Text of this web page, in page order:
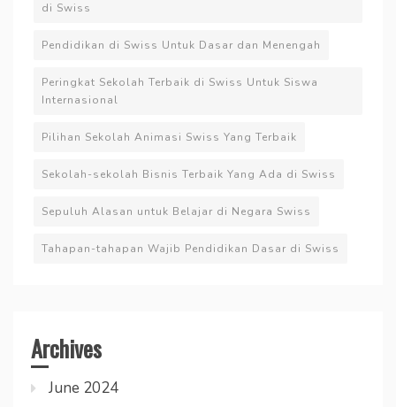
di Swiss
Pendidikan di Swiss Untuk Dasar dan Menengah
Peringkat Sekolah Terbaik di Swiss Untuk Siswa
Internasional
Pilihan Sekolah Animasi Swiss Yang Terbaik
Sekolah-sekolah Bisnis Terbaik Yang Ada di Swiss
Sepuluh Alasan untuk Belajar di Negara Swiss
Tahapan-tahapan Wajib Pendidikan Dasar di Swiss
Archives
June 2024